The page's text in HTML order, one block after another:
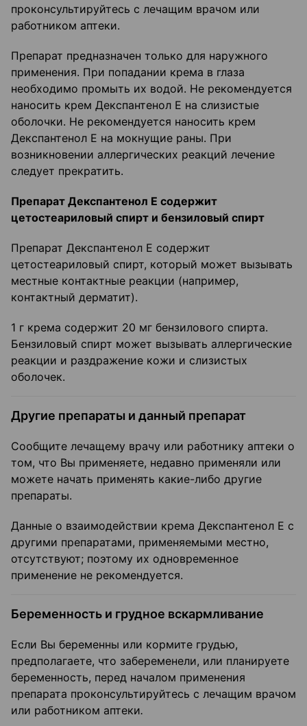
проконсультируйтесь с лечащим врачом или
работником аптеки.
Препарат предназначен только для наружного
применения. При попадании крема в глаза
необходимо промыть их водой. Не рекомендуется
наносить крем Декспантенол Е на слизистые
оболочки. Не рекомендуется наносить крем
Декспантенол Е на мокнущие раны. При
возникновении аллергических реакций лечение
следует прекратить.
Препарат Декспантенол Е содержит
цетостеариловый спирт и бензиловый спирт
Препарат Декспантенол Е содержит
цетостеариловый спирт, который может вызывать
местные контактные реакции (например,
контактный дерматит).
1 г крема содержит 20 мг бензилового спирта.
Бензиловый спирт может вызывать аллергические
реакции и раздражение кожи и слизистых
оболочек.
Другие препараты и данный препарат
Сообщите лечащему врачу или работнику аптеки о
том, что Вы применяете, недавно применяли или
можете начать применять какие-либо другие
препараты.
Данные о взаимодействии крема Декспантенол Е с
другими препаратами, применяемыми местно,
отсутствуют; поэтому их одновременное
применение не рекомендуется.
Беременность и грудное вскармливание
Если Вы беременны или кормите грудью,
предполагаете, что забеременели, или планируете
беременность, перед началом применения
препарата проконсультируйтесь с лечащим врачом
или работником аптеки.